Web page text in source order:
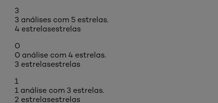
3
3 análises com 5 estrelas.
4 estrelasestrelas
0
0 análise com 4 estrelas.
3 estrelasestrelas
1
1 análise com 3 estrelas.
2 estrelasestrelas